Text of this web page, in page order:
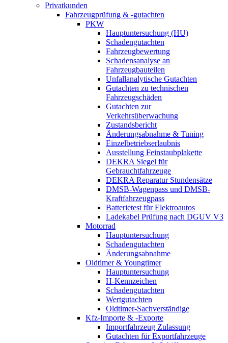
Privatkunden
Fahrzeugprüfung & -gutachten
PKW
Hauptuntersuchung (HU)
Schadengutachten
Fahrzeugbewertung
Schadensanalyse an
Fahrzeugbauteilen
Unfallanalytische Gutachten
Gutachten zu technischen
Fahrzeugschäden
Gutachten zur
Verkehrsüberwachung
Zustandsbericht
Änderungsabnahme & Tuning
Einzelbetriebserlaubnis
Ausstellung Feinstaubplakette
DEKRA Siegel für
Gebrauchtfahrzeuge
DEKRA Reparatur Stundensätze
DMSB-Wagenpass und DMSB-
Kraftfahrzeugpass
Batterietest für Elektroautos
Ladekabel Prüfung nach DGUV V3
Motorrad
Hauptuntersuchung
Schadengutachten
Änderungsabnahme
Oldtimer & Youngtimer
Hauptuntersuchung
H-Kennzeichen
Schadengutachten
Wertgutachten
Oldtimer-Sachverständige
Kfz-Importe & -Exporte
Importfahrzeug Zulassung
Gutachten für Exportfahrzeuge